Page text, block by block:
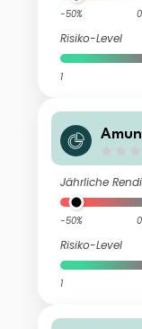
-50%
Risiko-Level
1
Jährliche
-50%
Risiko-Level
1